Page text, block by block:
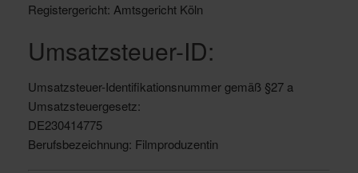
Registergericht: Amtsgericht Köln
Umsatzsteuer-ID:
Umsatzsteuer-Identifikationsnummer gemäß §27 a
Umsatzsteuergesetz:
DE230414775
Berufsbezeichnung: Filmproduzentin